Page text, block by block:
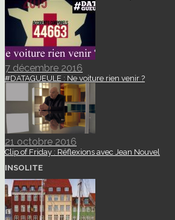
7 décembre 2016
#DATAGUEULE : Ne voiture rien venir ?
21 octobre 2016
Clip of Friday : Réflexions avec Jean Nouvel
INSOLITE